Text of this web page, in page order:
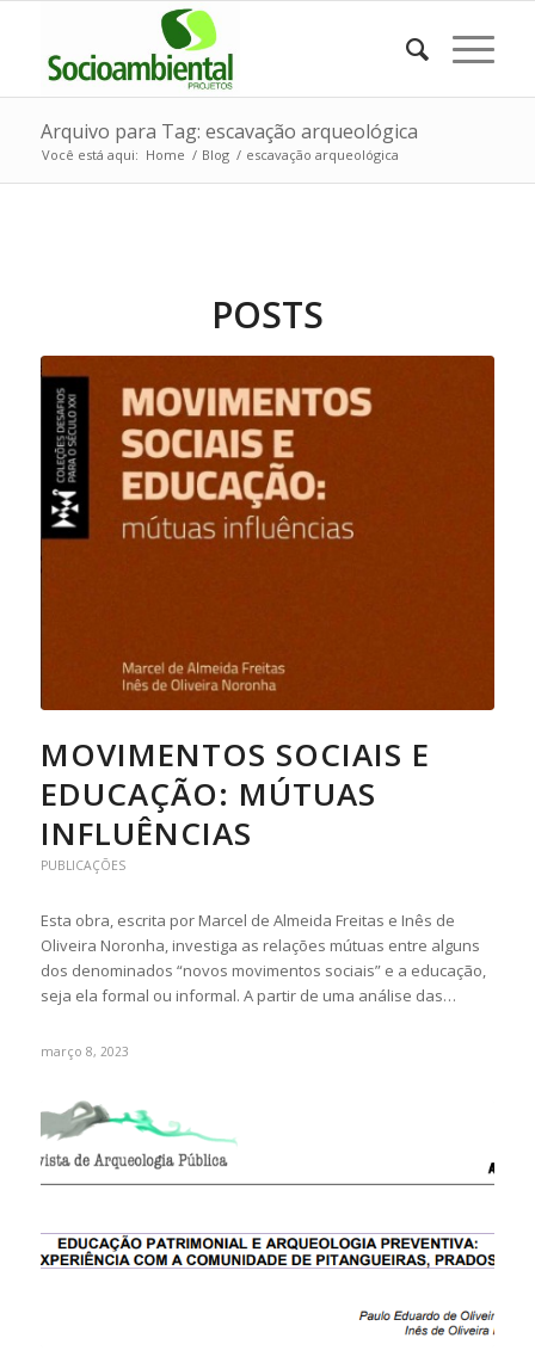
Arquivo para Tag: escavação arqueológica
Você está aqui: Home / Blog / escavação arqueológica
POSTS
MOVIMENTOS SOCIAIS E
EDUCAÇÃO: MÚTUAS
INFLUÊNCIAS
PUBLICAÇÕES
Esta obra, escrita por Marcel de Almeida Freitas e Inês de
Oliveira Noronha, investiga as relações mútuas entre alguns
dos denominados “novos movimentos sociais” e a educação,
seja ela formal ou informal. A partir de uma análise das…
março 8, 2023